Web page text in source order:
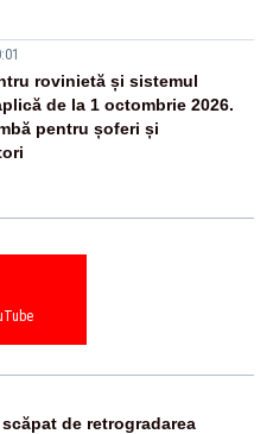
rovinietă și sistemul
de la 1 octombrie 2026.
pentru șoferi și
de retrogradarea